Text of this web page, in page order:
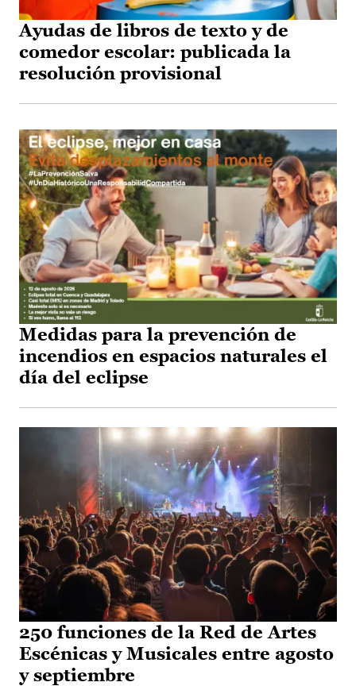
Ayudas de libros de texto y de
comedor escolar: publicada la
resolución provisional
Medidas para la prevención de
incendios en espacios naturales el
día del eclipse
250 funciones de la Red de Artes
Escénicas y Musicales entre agosto
y septiembre